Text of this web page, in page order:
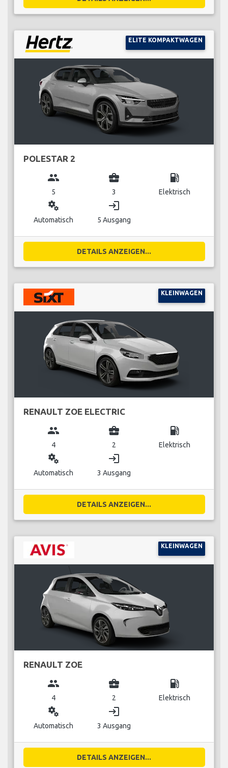
ELITE KOMPAKTWAGEN
POLESTAR 2
group
5
business_center
3
local_gas_station
Elektrisch
miscellaneous_services
Automatisch
login
5 Ausgang
DETAILS ANZEIGEN...
KLEINWAGEN
RENAULT ZOE ELECTRIC
group
4
business_center
2
local_gas_station
Elektrisch
miscellaneous_services
Automatisch
login
3 Ausgang
DETAILS ANZEIGEN...
KLEINWAGEN
RENAULT ZOE
group
4
business_center
2
local_gas_station
Elektrisch
miscellaneous_services
Automatisch
login
3 Ausgang
DETAILS ANZEIGEN...